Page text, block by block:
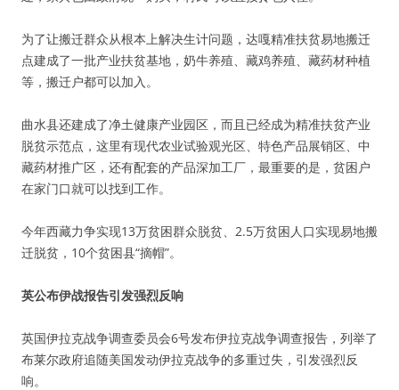
为了让搬迁群众从根本上解决生计问题，达嘎精准扶贫易地搬迁
点建成了一批产业扶贫基地，奶牛养殖、藏鸡养殖、藏药材种植
等，搬迁户都可以加入。
曲水县还建成了净土健康产业园区，而且已经成为精准扶贫产业
脱贫示范点，这里有现代农业试验观光区、特色产品展销区、中
藏药材推广区，还有配套的产品深加工厂，最重要的是，贫困户
在家门口就可以找到工作。
今年西藏力争实现13万贫困群众脱贫、2.5万贫困人口实现易地搬
迁脱贫，10个贫困县“摘帽”。
英公布伊战报告引发强烈反响
英国伊拉克战争调查委员会6号发布伊拉克战争调查报告，列举了
布莱尔政府追随美国发动伊拉克战争的多重过失，引发强烈反
响。